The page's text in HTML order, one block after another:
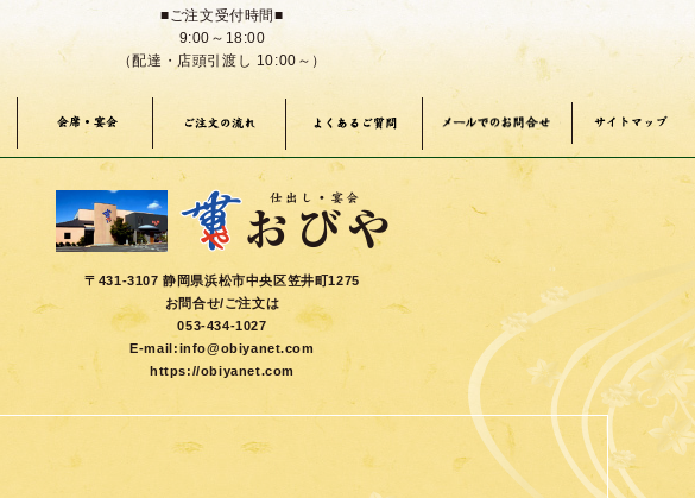
■ご注文受付時間■
9:00～18:00
（配達・店頭引渡し 10:00～）
会席・宴会 ご注文の流れ よくあるご質問
メールでのお問い合わ
サイトマップ
〒431-3107 静岡県浜松市中央区笠井町1275
お問合せ/ご注文は
053-434-1027
E-mail:info@obiyanet.com
https://obiyanet.com